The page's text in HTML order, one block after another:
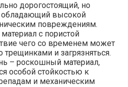
дорогостоящий, но
обладающий высокой
повреждениям.
с пористой
чего со временем может
и загрязняться.
– роскошный материал,
особой стойкостью к
и механическим